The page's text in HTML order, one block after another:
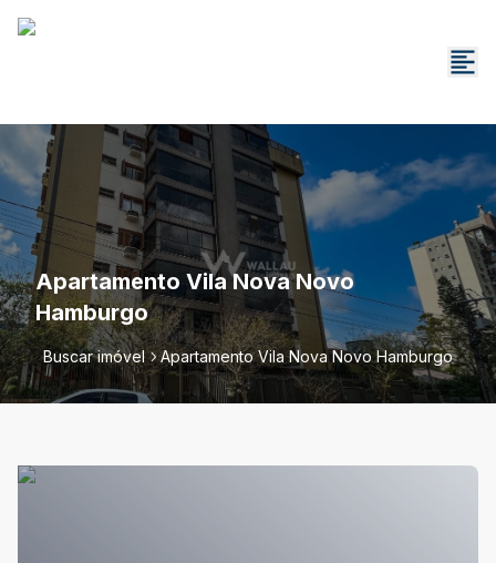
Apartamento Vila Nova Novo
Hamburgo
Buscar imóvel Apartamento Vila Nova Novo Hamburgo